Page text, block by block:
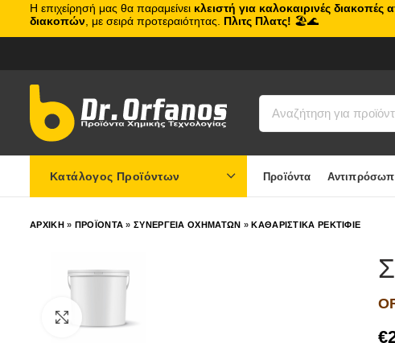
Κατάλογος Προϊόντων Προϊόντα
ΑΡΧΙΚΗ» ΠΡΟΪΟΝΤΑ »ΣΥΝΕΡΓΕΙΑ ΟΧΗΜΑΤΩΝ »ΚΑΘΑΡΙΣΤΙΚΑ ΡΕΚΤΙΦΙΕ
€
Η επιχείρησή μας θα παραμείνει κλειστή για καλοκαιρινές
διακοπών , με σειρά προτεραιότητας. Πλιτς Πλατς! 🏖️🌊